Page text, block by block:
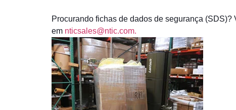
Procurando fichas de dados de segurança (SDS)?
em nticsales@ntic.com.